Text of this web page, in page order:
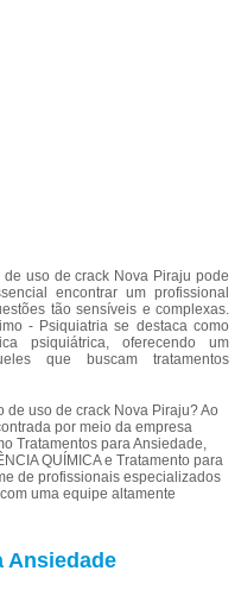
uso de crack Nova Piraju pode
encontrar um profissional
tão sensíveis e complexas.
- Psiquiatria se destaca como
psiquiátrica, oferecendo um
que buscam tratamentos
de uso de crack Nova Piraju? Ao
por meio da empresa
Tratamentos para Ansiedade,
QUÍMICA e Tratamento para
de profissionais especializados
uma equipe altamente
Ansiedade